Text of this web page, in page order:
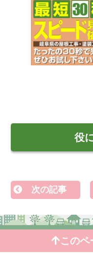
役
次の記事
このペ